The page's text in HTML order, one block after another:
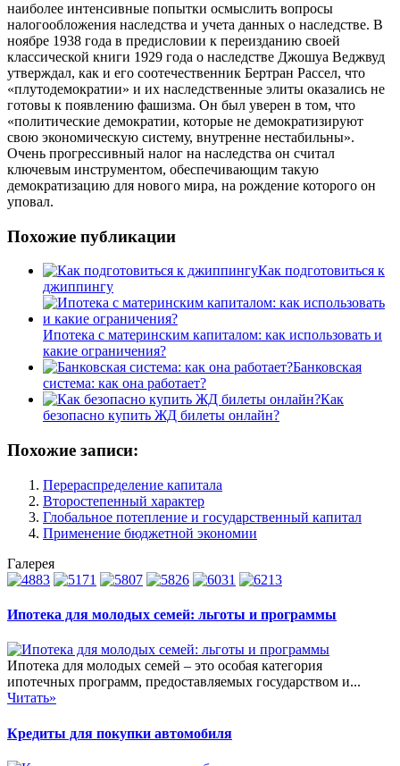
наиболее интенсивные попытки осмыслить вопросы
налогообложения наследства и учета данных о наследстве. В
ноябре 1938 года в предисловии к переизданию своей
классической книги 1929 года о наследстве Джошуа Веджвуд
утверждал, как и его соотечественник Бертран Рассел, что
«плутодемократии» и их наследственные элиты оказались не
готовы к появлению фашизма. Он был уверен в том, что
«политические демократии, которые не демократизируют
свою экономическую систему, внутренне нестабильны».
Очень прогрессивный налог на наследства он считал
ключевым инструментом, обеспечивающим такую
демократизацию для нового мира, на рождение которого он
уповал.
Похожие публикации
Как подготовиться к
джиппингу
Ипотека с материнским капиталом: как использовать и
какие ограничения?
Банковская
система: как она работает?
Как
безопасно купить ЖД билеты онлайн?
Похожие записи:
Перераспределение капитала
Второстепенный характер
Глобальное потепление и государственный капитал
Применение бюджетной экономии
Галерея
Ипотека для молодых семей: льготы и программы
Ипотека для молодых семей – это особая категория
ипотечных программ, предоставляемых государством и...
Читать»
Кредиты для покупки автомобиля